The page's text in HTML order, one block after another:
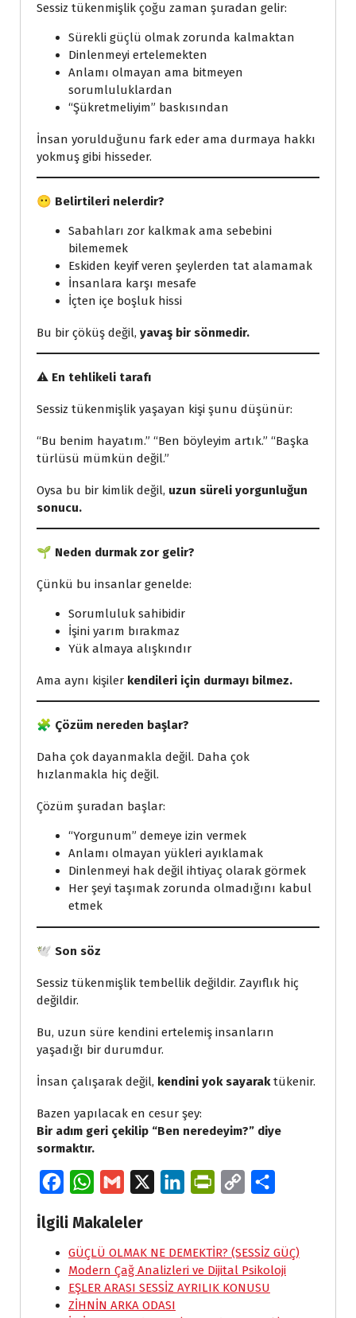
Sessiz tükenmişlik çoğu zaman şuradan gelir:
Sürekli güçlü olmak zorunda kalmaktan
Dinlenmeyi ertelemekten
Anlamı olmayan ama bitmeyen
sorumluluklardan
“Şükretmeliyim” baskısından
İnsan yorulduğunu fark eder ama durmaya hakkı
yokmuş gibi hisseder.
😶 Belirtileri nelerdir?
Sabahları zor kalkmak ama sebebini
bilememek
Eskiden keyif veren şeylerden tat alamamak
İnsanlara karşı mesafe
İçten içe boşluk hissi
Bu bir çöküş değil, yavaş bir sönmedir.
⚠️ En tehlikeli tarafı
Sessiz tükenmişlik yaşayan kişi şunu düşünür:
“Bu benim hayatım.” “Ben böyleyim artık.” “Başka
türlüsü mümkün değil.”
Oysa bu bir kimlik değil, uzun süreli yorgunluğun
sonucu.
🌱 Neden durmak zor gelir?
Çünkü bu insanlar genelde:
Sorumluluk sahibidir
İşini yarım bırakmaz
Yük almaya alışkındır
Ama aynı kişiler kendileri için durmayı bilmez.
🧩 Çözüm nereden başlar?
Daha çok dayanmakla değil. Daha çok
hızlanmakla hiç değil.
Çözüm şuradan başlar:
“Yorgunum” demeye izin vermek
Anlamı olmayan yükleri ayıklamak
Dinlenmeyi hak değil ihtiyaç olarak görmek
Her şeyi taşımak zorunda olmadığını kabul
etmek
🕊️ Son söz
Sessiz tükenmişlik tembellik değildir. Zayıflık hiç
değildir.
Bu, uzun süre kendini ertelemiş insanların
yaşadığı bir durumdur.
İnsan çalışarak değil, kendini yok sayaraktükenir.
Bazen yapılacak en cesur şey:
Bir adım geri çekilip “Ben neredeyim?” diye
sormaktır.
c
e
b
o
W
a
t
s
A
a
i
l
k
e
n
t
y
L
r
e
İlgili Makaleler
GÜÇLÜ OLMAK NE DEMEKTİR? (SESSİZ GÜÇ)
Modern Çağ Analizleri ve Dijital Psikoloji
EŞLER ARASI SESSİZ AYRILIK KONUSU
ZİHNİN ARKA ODASI